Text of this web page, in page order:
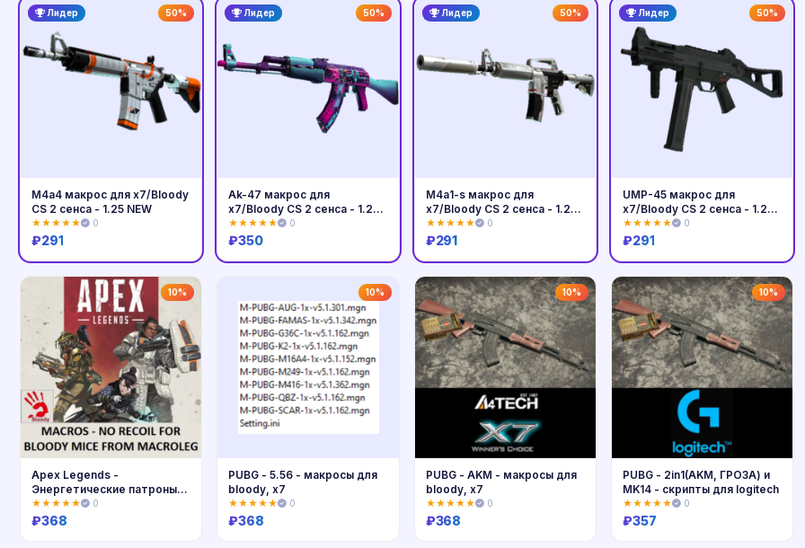
Лидер 50%
Купить
M4a4 макрос для x7/Bloody
CS 2 сенса - 1.25 NEW
★★★★★ 0
₽291
Лидер 50%
Ak-47 макрос для
x7/Bloody CS 2 сенса - 1.25
NEW
★★★★★ 0
₽350
Лидер 50%
Купить
M4a1-s макрос для
x7/Bloody CS 2 сенса - 1.25
NEW
★★★★★ 0
₽291
Лидер 50%
Купить
UMP-45 макрос для
x7/Bloody CS 2 сенса - 1.25
NEW
★★★★★ 0
₽291
10%
Apex Legends -
Энергетические патроны.
Макросы - bloody
★★★★★ 0
₽368
10%
PUBG - 5.56 - макросы для
bloody, x7
★★★★★ 0
₽368
10%
PUBG - AKM - макросы для
bloody, x7
★★★★★ 0
₽368
10%
PUBG - 2in1(AKM, ГРОЗА) и
MK14 - скрипты для logitech
★★★★★ 0
₽357